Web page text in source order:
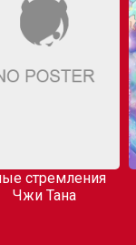
стремления
Чжи Тана